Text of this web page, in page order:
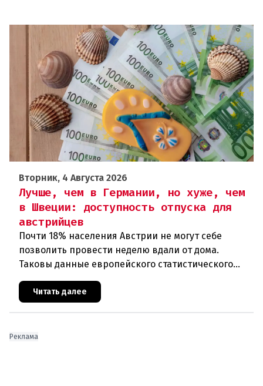
Вторник, 4 Августа 2026
Лучше, чем в Германии, но хуже, чем
в Швеции: доступность отпуска для
австрийцев
Почти 18% населения Австрии не могут себе
позволить провести неделю вдали от дома.
Таковы данные европейского статистического
агентства Eurostat за 2025 год. И хотя ситуация в
стране выглядит лучше ср
Читать далее
Реклама